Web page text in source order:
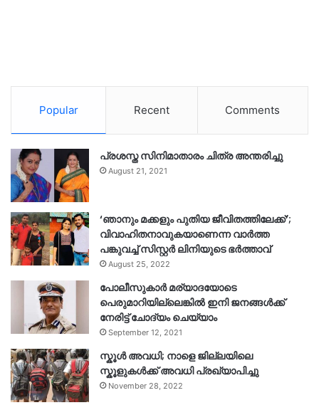
Popular Recent Comments
പ്രശസ്ത സിനിമാതാരം ചിത്ര അന്തരിച്ചു
August 21, 2021
‘ഞാനും മക്കളും പുതിയ ജീവിതത്തിലേക്ക്’;
വിവാഹിതനാവുകയാണെന്ന വാർത്ത
പങ്കുവച്ച് സിസ്റ്റർ ലിനിയുടെ ഭർത്താവ്
August 25, 2022
പോലീസുകാര്‍ മര്യാദയോടെ
പെരുമാറിയില്ലെങ്കില്‍ ഇനി ജനങ്ങള്‍ക്ക്
നേരിട്ട് ചോദ്യം ചെയ്യാം
September 12, 2021
സ്കൂൾ അവധി; നാളെ ജില്ലയിലെ
സ്കൂളുകൾക്ക് അവധി പ്രഖ്യാപിച്ചു
November 28, 2022